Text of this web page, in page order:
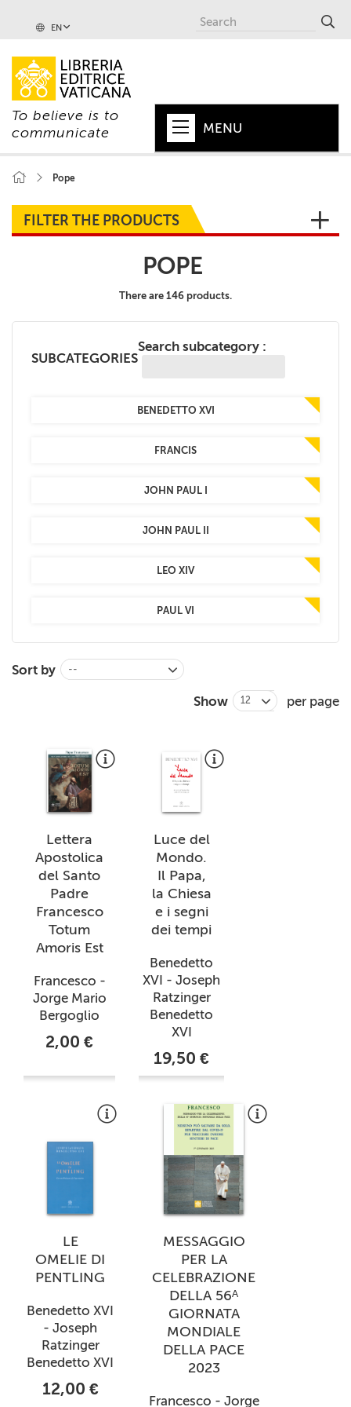
EN
To believe is to
communicate
MENU
POPE
+
VATICAN
CHURCH
WORLD
CEI
Pope
FILTER THE PRODUCTS
POPE
There are 146 products.
SUBCATEGORIES
Search subcategory :
BENEDETTO XVI
FRANCIS
JOHN PAUL I
JOHN PAUL II
LEO XIV
PAUL VI
Sort by --
Show 12 per page
Lettera
Apostolica
del Santo
Padre
Francesco
Totum
Amoris Est
Francesco -
Jorge Mario
Bergoglio
2,00 €
Luce del
Mondo.
Il Papa,
la Chiesa
e i segni
dei tempi
Benedetto
XVI - Joseph
Ratzinger
Benedetto
XVI
19,50 €
LE
OMELIE DI
PENTLING
Benedetto XVI
- Joseph
Ratzinger
Benedetto XVI
12,00 €
MESSAGGIO
PER LA
CELEBRAZIONE
DELLA 56ᴬ
GIORNATA
MONDIALE
DELLA PACE
2023
Francesco - Jorge